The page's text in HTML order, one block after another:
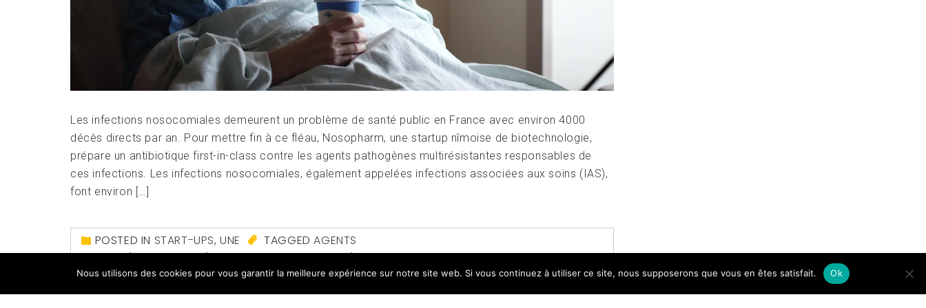
Les infections nosocomiales demeurent un problème de santé public en France avec environ 4000
décès directs par an. Pour mettre fin à ce fléau, Nosopharm, une startup nîmoise de biotechnologie,
prépare un antibiotique first-in-class contre les agents pathogènes multirésistantes responsables de
ces infections. Les infections nosocomiales, également appelées infections associées aux soins (IAS),
font environ […]
POSTED IN START-UPS,UNE TAGGEDAGENTS
PATHOGÈNES,ANTIBIORÉSISTANCE,ANTIBIOTIQUE,HÔPITAUX,MALADIES
INFECTIEUSES,NOSOPHARM,SANTÉ PUBLIQUE LEAVE A COMMENT
Nous utilisons des cookies pour vous garantir la meilleure expérience sur notre site web. Si vous continuez à utiliser ce site, nous supposerons que vous en êtes satisfait. Ok